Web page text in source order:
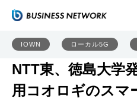
IOWN ローカル5G
NTT東、徳島大学
用コオロギのスマ